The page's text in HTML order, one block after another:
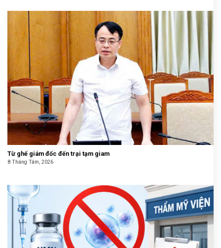
Từ ghế giám đốc đến trại tạm giam
8 Tháng Tám, 2026